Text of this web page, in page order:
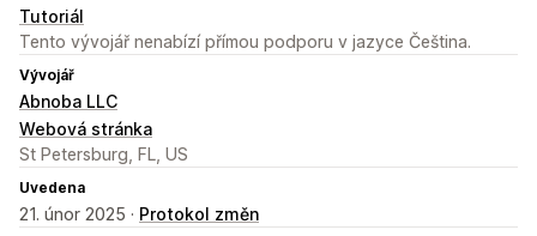
Tutoriál
Tento vývojář nenabízí přímou podporu v jazyce Čeština.
Vývojář
Abnoba LLC
Webová stránka
St Petersburg, FL, US
Uvedena
21. únor 2025 · Protokol změn